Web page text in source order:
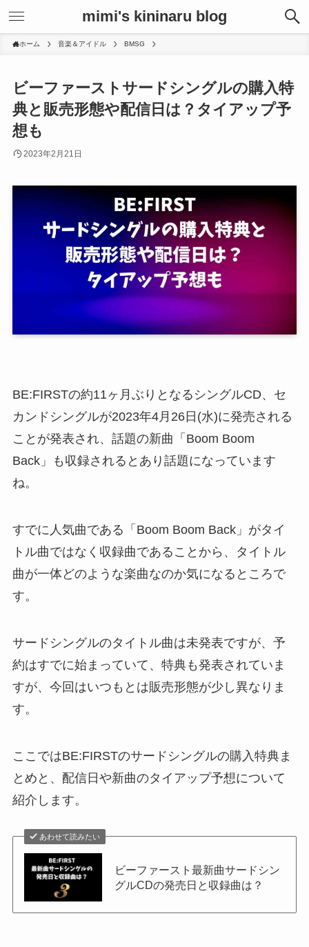
mimi's kininaru blog
ホーム 音楽＆アイドル BMSG
ビーファーストサードシングルの購入特
典と販売形態や配信日は？タイアップ予
想も
2023年2月21日
BE:FIRSTの約11ヶ月ぶりとなるシングルCD、セ
カンドシングルが2023年4月26日(水)に発売される
ことが発表され、話題の新曲「Boom Boom
Back」も収録されるとあり話題になっています
ね。
すでに人気曲である「Boom Boom Back」がタイ
トル曲ではなく収録曲であることから、タイトル
曲が一体どのような楽曲なのか気になるところで
す。
サードシングルのタイトル曲は未発表ですが、予
約はすでに始まっていて、特典も発表されていま
すが、今回はいつもとは販売形態が少し異なりま
す。
ここではBE:FIRSTのサードシングルの購入特典ま
とめと、配信日や新曲のタイアップ予想について
紹介します。
あわせて読みたい
ビーファースト最新曲サードシン
グルCDの発売日と収録曲は？